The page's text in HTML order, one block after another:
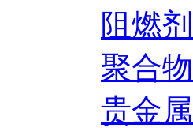
阻燃剂
聚合物
贵金